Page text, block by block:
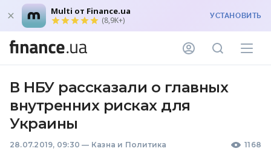
Multi от Finance.ua
(8,9K+) УСТАНОВИТЬ
В НБУ рассказали о главных
внутренних рисках для
Украины
28.07.2019, 09:30 — Казна и Политика 1168